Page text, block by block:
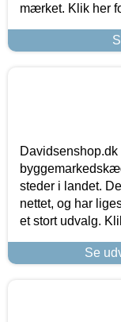
mærket. Klik her
steder i landet.
nettet, og har
et stort udvalg.
Se